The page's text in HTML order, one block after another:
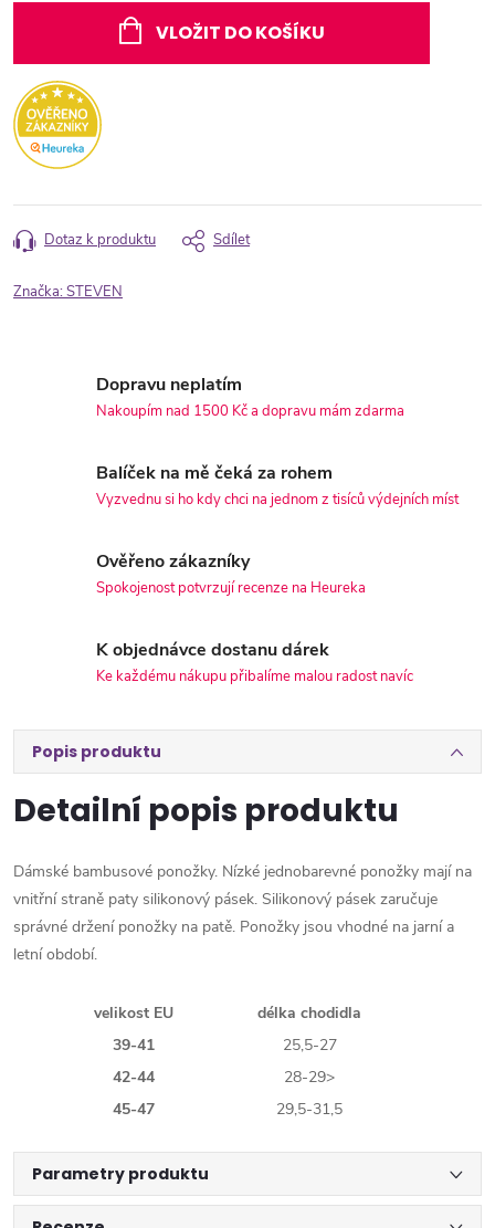
VLOŽIT DO KOŠÍKU
Dotaz k produktu Sdílet
Značka:STEVEN
Dopravu neplatím
Nakoupím nad 1500 Kč a dopravu mám zdarma
Balíček na mě čeká za rohem
Vyzvednu si ho kdy chci na jednom z tisíců výdejních míst
Ověřeno zákazníky
Spokojenost potvrzují recenze na Heureka
K objednávce dostanu dárek
Ke každému nákupu přibalíme malou radost navíc
Popis produktu
Detailní popis produktu
Dámské bambusové ponožky. Nízké jednobarevné ponožky mají na
vnitřní straně paty silikonový pásek. Silikonový pásek zaručuje
správné držení ponožky na patě. Ponožky jsou vhodné na jarní a
letní období.
velikost EU
délka chodidla
39-41
25,5-27
42-44
28-29>
45-47
29,5-31,5
Parametry produktu